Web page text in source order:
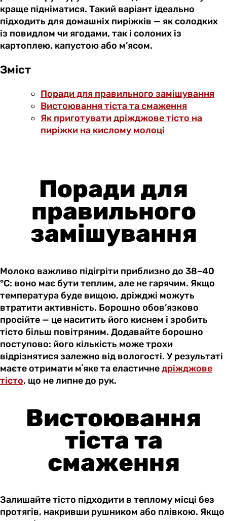
краще підніматися. Такий варіант ідеально
підходить для домашніх пиріжків — як солодких
із повидлом чи ягодами, так і солоних із
картоплею, капустою або м’ясом.
Зміст
Поради для правильного замішування
Вистоювання тіста та смаження
Як приготувати дріжджове тісто на
пиріжки на кислому молоці
Поради для
правильного
замішування
Молоко важливо підігріти приблизно до 38–40
°C: воно має бути теплим, але не гарячим. Якщо
температура буде вищою, дріжджі можуть
втратити активність. Борошно обов’язково
просійте — це наситить його киснем і зробить
тісто більш повітряним. Додавайте борошно
поступово: його кількість може трохи
відрізнятися залежно від вологості. У результаті
маєте отримати мʼяке та еластичнедріжджове
тісто, що не липне до рук.
Вистоювання
тіста та
смаження
Залишайте тісто підходити в теплому місці без
протягів, накривши рушником або плівкою. Якщо